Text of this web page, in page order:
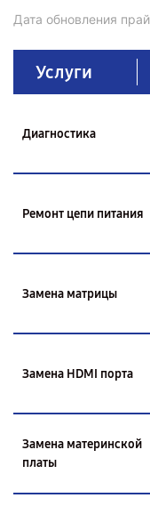
Дата обновления
Услуги
Диагностика
Ремонт цепи питания
Замена матрицы
Замена HDMI порта
Замена материнской
платы